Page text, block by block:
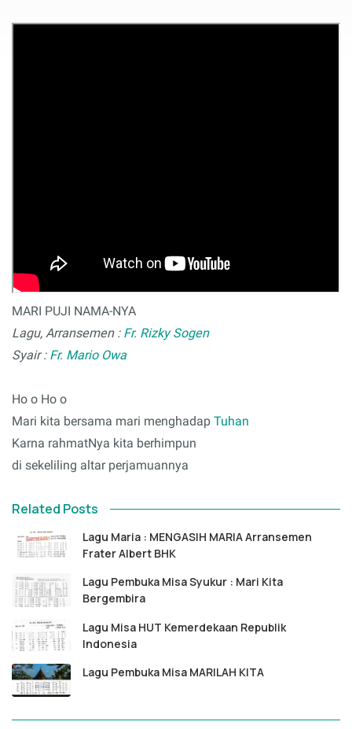
MARI PUJI NAMA-NYA
Lagu, Arransemen : Fr. Rizky Sogen
Syair : Fr. Mario Owa
Ho o Ho o
Mari kita bersama mari menghadap Tuhan
Karna rahmatNya kita berhimpun
di sekeliling altar perjamuannya
Related Posts
Lagu Maria : MENGASIH MARIA Arransemen
Frater Albert BHK
Lagu Pembuka Misa Syukur : Mari Kita
Bergembira
Lagu Misa HUT Kemerdekaan Republik
Indonesia
Lagu Pembuka Misa MARILAH KITA